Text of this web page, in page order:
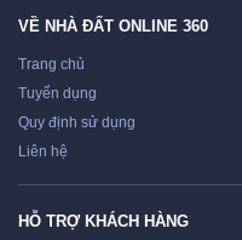
VỀ NHÀ ĐẤT ONLINE 360
Trang chủ
Tuyển dụng
Quy định sử dụng
Liên hệ
HỖ TRỢ KHÁCH HÀNG